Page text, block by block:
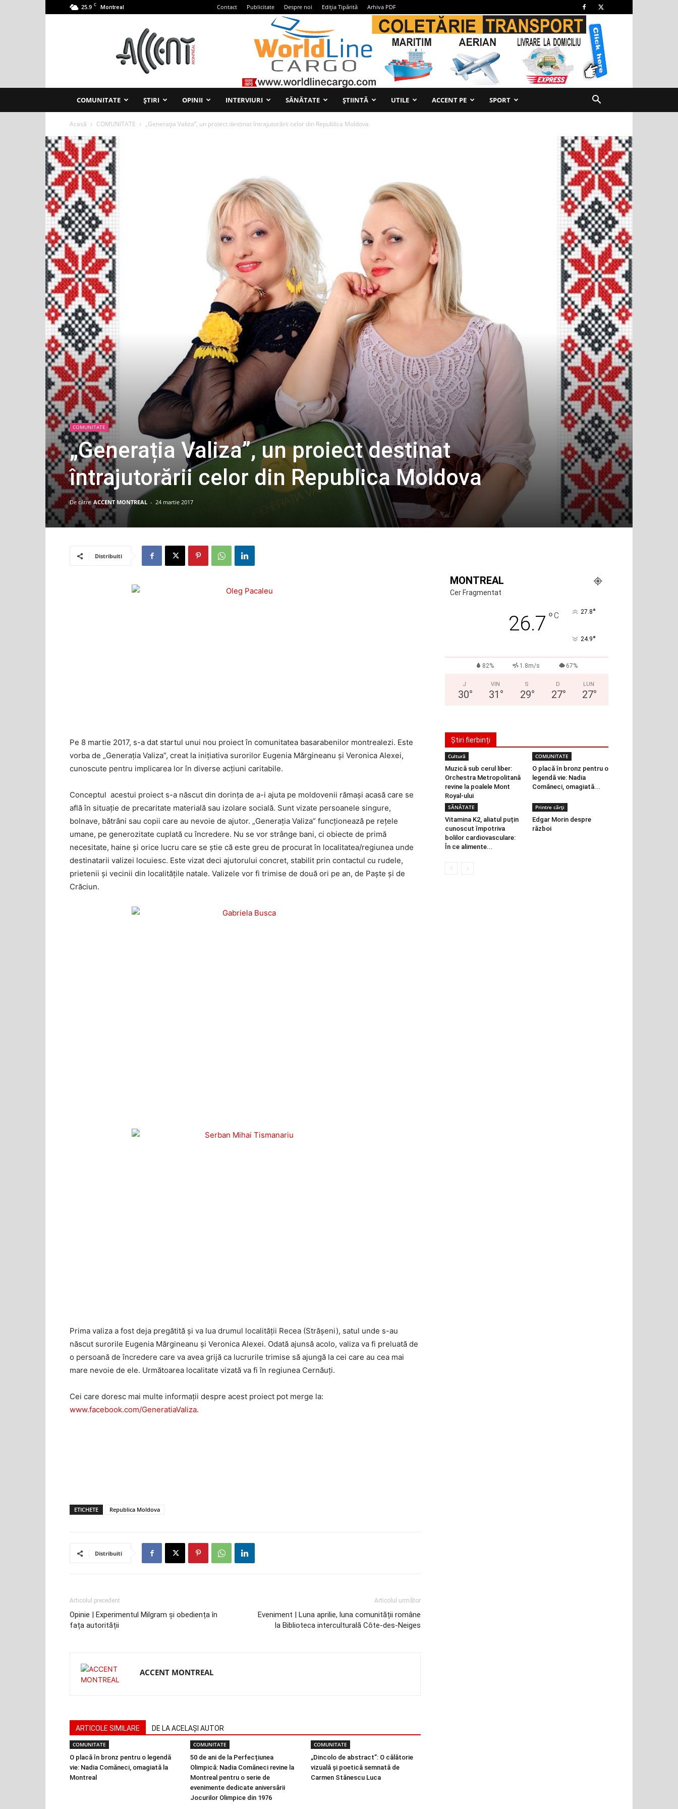
25.9 C Montreal Contact Publicitate Despre noi Ediția Tipărită Arhiva PDF
Montreal
COMUNITATE ȘTIRI OPINII INTERVIURI SĂNĂTATE ȘTIINTĂ UTILE ACCENT PE SPORT
Acasă COMUNITATE „Generația Valiza”, un proiect destinat întrajutorării celor din Republica Moldova
COMUNITATE
„Generația Valiza”, un proiect destinat
întrajutorării celor din Republica Moldova
De către ACCENT MONTREAL - 24 martie 2017
Distribuiti
Pe 8 martie 2017, s-a dat startul unui nou proiect în comunitatea basarabenilor montrealezi. Este
vorba de „Generația Valiza”, creat la inițiativa surorilor Eugenia Mărgineanu și Veronica Alexei,
cunoscute pentru implicarea lor în diverse acțiuni caritabile.
Conceptul acestui proiect s-a născut din dorința de a-i ajuta pe moldovenii rămași acasă care se
află în situație de precaritate materială sau izolare socială. Sunt vizate persoanele singure,
bolnave, bătrâni sau copii care au nevoie de ajutor. „Generația Valiza” funcționează pe rețele
umane, pe generozitate cuplată cu încredere. Nu se vor strânge bani, ci obiecte de primă
necesitate, haine și orice lucru care se știe că este greu de procurat în localitatea/regiunea unde
destinatarii valizei locuiesc. Este vizat deci ajutorului concret, stabilit prin contactul cu rudele,
prietenii și vecinii din localitățile natale. Valizele vor fi trimise de două ori pe an, de Paște și de
Crăciun.
Prima valiza a fost deja pregătită și va lua drumul localității Recea (Strășeni), satul unde s-au
născut surorile Eugenia Mărgineanu și Veronica Alexei. Odată ajunsă acolo, valiza va fi preluată de
o persoană de încredere care va avea grijă ca lucrurile trimise să ajungă la cei care au cea mai
mare nevoie de ele. Următoarea localitate vizată va fi în regiunea Cernăuți.
Cei care doresc mai multe informații despre acest proiect pot merge la:
www.facebook.com/GeneratiaValiza.
ETICHETE Republica Moldova
Distribuiti
Articolul precedent
Opinie | Experimentul Milgram și obediența în
fața autorității
Articolul următor
Eveniment | Luna aprilie, luna comunității române
la Biblioteca interculturală Côte-des-Neiges
ACCENT MONTREAL
ARTICOLE SIMILARE DE LA ACELAȘI AUTOR
COMUNITATE
O placă în bronz pentru o legendă
vie: Nadia Comăneci, omagiată la
Montreal
COMUNITATE
50 de ani de la Perfecțiunea
Olimpică: Nadia Comăneci revine la
Montreal pentru o serie de
evenimente dedicate aniversării
Jocurilor Olimpice din 1976
COMUNITATE
„Dincolo de abstract”: O călătorie
vizuală și poetică semnată de
Carmen Stănescu Luca
MONTREAL
Cer Fragmentat
26.7 °C 27.8°
24.9°
82% 1.8m/s 67%
J
30°
VIN
31 °
S
29°
D
27°
LUN
27°
Știri fierbinți
Cultură
Muzică sub cerul liber:
Orchestra Metropolitană
revine la poalele Mont
Royal-ului
COMUNITATE
O placă în bronz pentru o
legendă vie: Nadia
Comăneci, omagiată...
SĂNĂTATE
Vitamina K2, aliatul puțin
cunoscut împotriva
bolilor cardiovasculare:
În ce alimente...
Printre cărți
Edgar Morin despre
război